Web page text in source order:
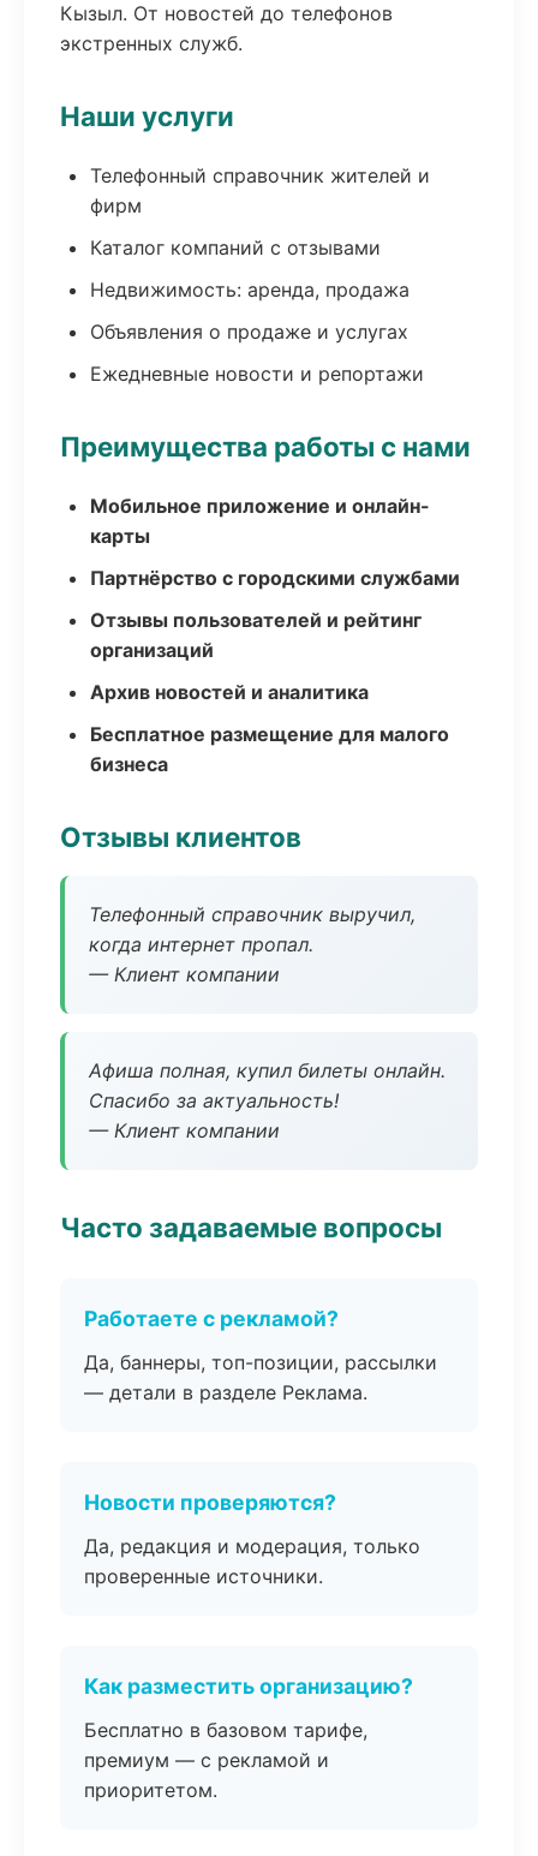
Кызыл. От новостей до телефонов
экстренных служб.
Наши услуги
Телефонный справочник жителей и
фирм
Каталог компаний с отзывами
Недвижимость: аренда, продажа
Объявления о продаже и услугах
Ежедневные новости и репортажи
Преимущества работы с нами
Мобильное приложение и онлайн-
карты
Партнёрство с городскими службами
Отзывы пользователей и рейтинг
организаций
Архив новостей и аналитика
Бесплатное размещение для малого
бизнеса
Отзывы клиентов
Телефонный справочник выручил,
когда интернет пропал.
— Клиент компании
Афиша полная, купил билеты онлайн.
Спасибо за актуальность!
— Клиент компании
Часто задаваемые вопросы
Работаете с рекламой?
Да, баннеры, топ-позиции, рассылки
— детали в разделе Реклама.
Новости проверяются?
Да, редакция и модерация, только
проверенные источники.
Как разместить организацию?
Бесплатно в базовом тарифе,
премиум — с рекламой и
приоритетом.